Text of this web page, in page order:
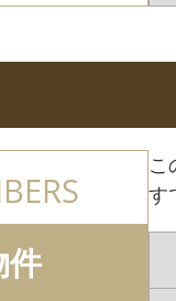
件
こ
す